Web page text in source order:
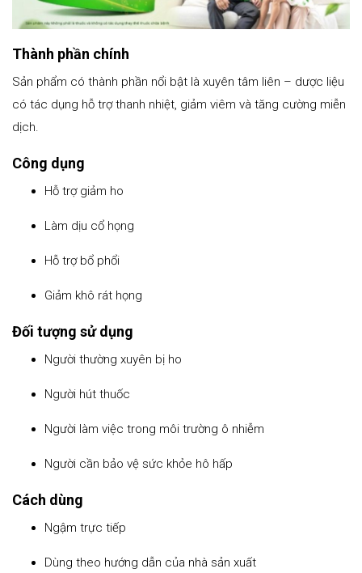
Thành phần chính
Sản phẩm có thành phần nổi bật là xuyên tâm liên – dược liệu
có tác dụng hỗ trợ thanh nhiệt, giảm viêm và tăng cường miễn
dịch.
Công dụng
Hỗ trợ giảm ho
Làm dịu cổ họng
Hỗ trợ bổ phổi
Giảm khô rát họng
Đối tượng sử dụng
Người thường xuyên bị ho
Người hút thuốc
Người làm việc trong môi trường ô nhiễm
Người cần bảo vệ sức khỏe hô hấp
Cách dùng
Ngậm trực tiếp
Dùng theo hướng dẫn của nhà sản xuất